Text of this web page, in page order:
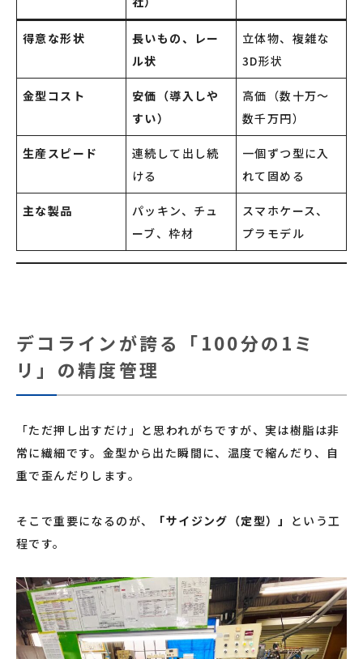
得意な形状
長いもの、レー
ル状
立体物、複雑な
3D形状
金型コスト
安価（導入しや
すい）
高価（数十万〜
数千万円）
生産スピード
連続して出し続
ける
一個ずつ型に入
れて固める
主な製品
パッキン、チュ
ーブ、枠材
スマホケース、
プラモデル
デコラインが誇る「100分の1ミ
リ」の精度管理
「ただ押し出すだけ」と思われがちですが、実は樹脂は非
常に繊細です。金型から出た瞬間に、温度で縮んだり、自
重で歪んだりします。
そこで重要になるのが、 「サイジング（定型）」
という工
程です。